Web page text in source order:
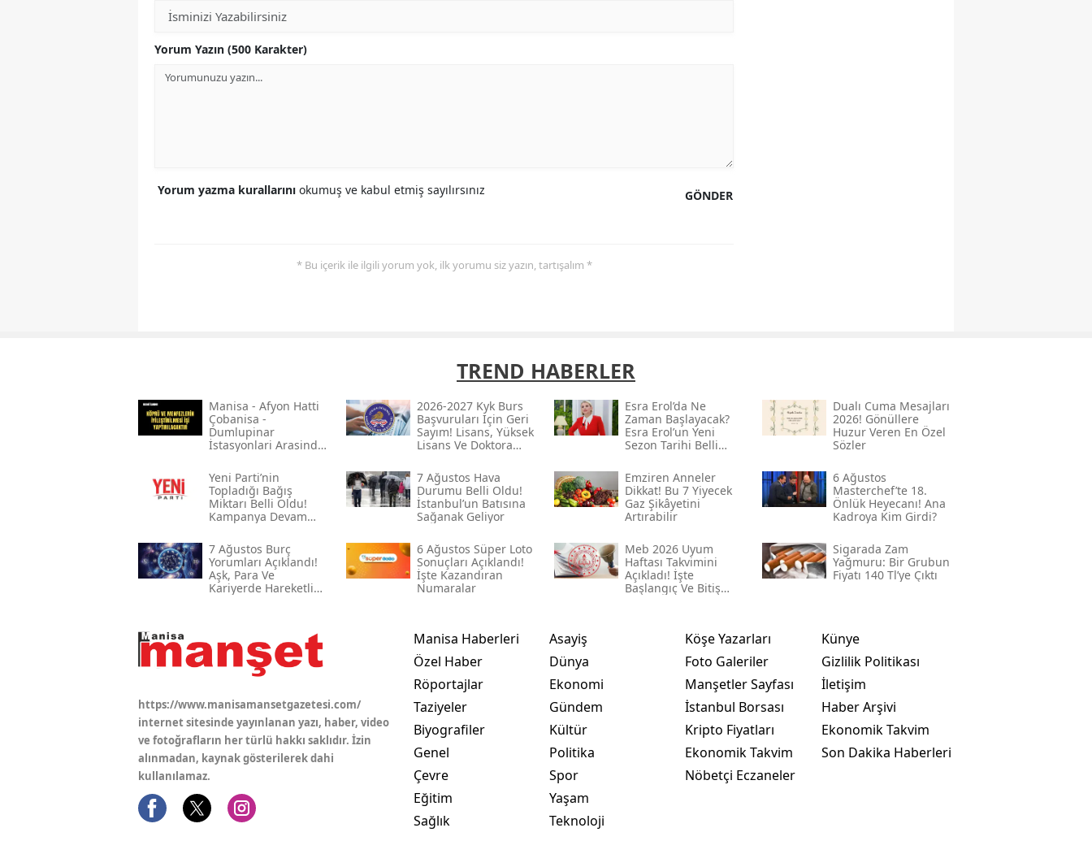
Yorum Yazın (500 Karakter)
GÖNDER
Yorum yazma kurallarını okumuş ve kabul etmiş sayılırsınız
* Bu içerik ile ilgili yorum yok, ilk yorumu siz yazın, tartışalım *
TREND HABERLER
Mani̇sa - Afyon Hatti
Çobani̇sa -
Dumlupinar
İstasyonlari Arasinda
Ve Menfezleri̇n
Boyanmasi İle Köprü
Ve Menfezleri̇n
İyi̇leşti̇ri̇lmesi̇ İşi̇
2026-2027 Kyk Burs
Başvuruları Için Geri
Sayım! Lisans, Yüksek
Lisans Ve Doktora
Esra Erol’da Ne
Zaman Başlayacak?
Esra Erol’un Yeni
Sezon Tarihi Belli
Dualı Cuma Mesajları
2026! Gönüllere
Huzur Veren En Özel
Sözler
Yeni̇ Parti’nin
Topladığı Bağış
Miktarı Belli Oldu!
Kampanya Devam
7 Ağustos Hava
Durumu Belli Oldu!
İstanbul’un Batısına
Sağanak Geliyor
Emziren Anneler
Dikkat! Bu 7 Yiyecek
Gaz Şikâyetini
Artırabilir
6 Ağustos
Masterchef’te 18.
Önlük Heyecanı! Ana
Kadroya Kim Girdi?
7 Ağustos Burç
Yorumları Açıklandı!
Aşk, Para Ve
Kariyerde Hareketli
6 Ağustos Süper Loto
Sonuçları Açıklandı!
İşte Kazandıran
Numaralar
Meb 2026 Uyum
Haftası Takvimini
Açıkladı! İşte
Başlangıç Ve Bitiş
Sigarada Zam
Yağmuru: Bir Grubun
Fiyatı 140 Tl’ye Çıktı
https://www.manisamansetgazetesi.com/
internet sitesinde yayınlanan yazı, haber, video
ve fotoğrafların her türlü hakkı saklıdır. İzin
alınmadan, kaynak gösterilerek dahi
kullanılamaz.
Manisa Haberleri
Özel Haber
Röportajlar
Taziyeler
Biyografiler
Genel
Çevre
Eğitim
Sağlık
Asayiş
Dünya
Ekonomi
Gündem
Kültür
Politika
Spor
Yaşam
Teknoloji
Köşe Yazarları
Foto Galeriler
Manşetler Sayfası
İstanbul Borsası
Kripto Fiyatları
Ekonomik Takvim
Nöbetçi Eczaneler
Künye
Gizlilik Politikası
İletişim
Haber Arşivi
Ekonomik Takvim
Son Dakika Haberleri